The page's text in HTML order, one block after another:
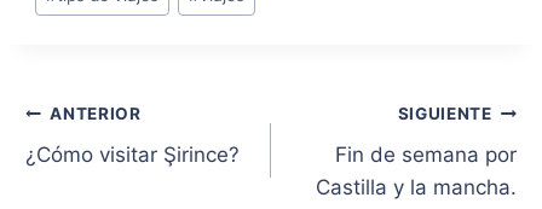
Navegación
de
ANTERIOR
¿Cómo visitar Şirince?
SIGUIENTE
Fin de semana por
Castilla y la mancha.